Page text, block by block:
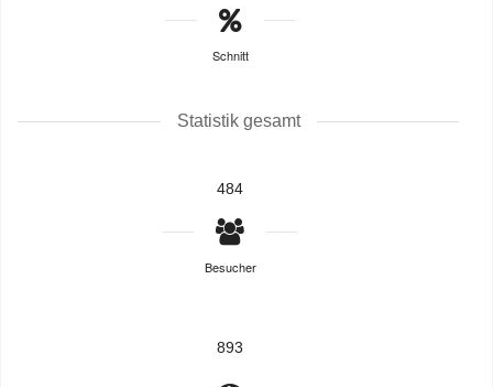
Schnitt
Statistik gesamt
484
Besucher
893